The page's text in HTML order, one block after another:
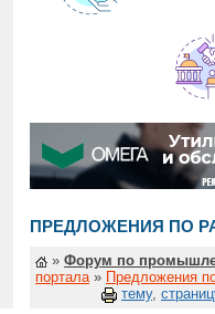
ПРЕДЛОЖЕНИЯ ПО
» Форум по
портала » Предложения
тему,